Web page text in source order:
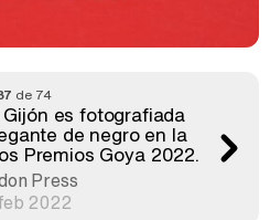
de 74
es fotografiada
de negro en la
Premios Goya 2022.
Press
2022